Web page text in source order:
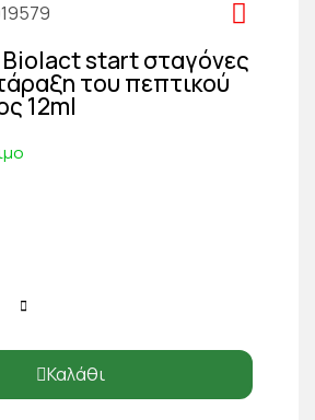
Biolact start σταγόνες
του πεπτικού
12ml
Καλάθι